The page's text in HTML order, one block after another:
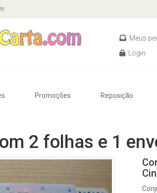
Meus
Login
Promoções Reposição
2 folhas e 1